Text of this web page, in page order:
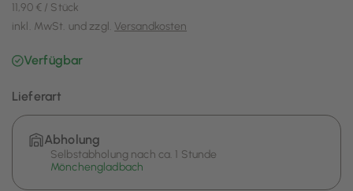
11,90 € / Stück
inkl. MwSt. und zzgl. Versandkosten
Verfügbar
Lieferart
Abholung
Selbstabholung nach ca. 1 Stunde
Mönchengladbach